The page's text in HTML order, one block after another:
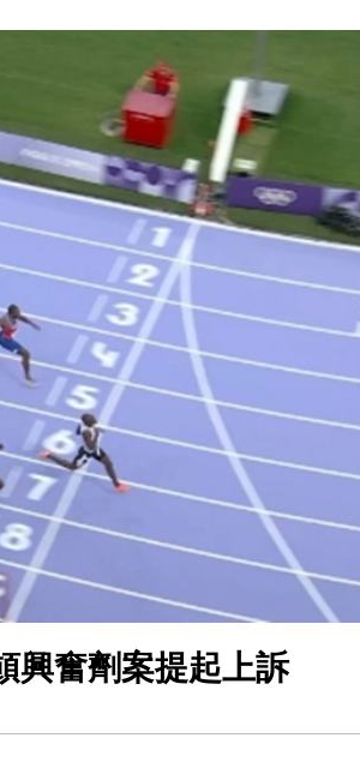
速度
、智能製造與文旅融合
儲影響力再受關注
興奮劑案提起上訴